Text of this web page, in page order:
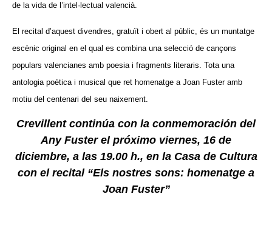
de la vida de l’intel·lectual valencià.
El recital d’aquest divendres, gratuït i obert al públic, és un muntatge
escènic original en el qual es combina una selecció de cançons
populars valencianes amb poesia i fragments literaris. Tota una
antologia poètica i musical que ret homenatge a Joan Fuster amb
motiu del centenari del seu naixement.
Crevillent continúa con la conmemoración del
Any Fuster el próximo viernes, 16 de
diciembre, a las 19.00 h., en la Casa de Cultura
con el recital “Els nostres sons: homenatge a
Joan Fuster”